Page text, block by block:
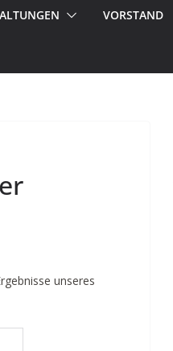
VORSTAND
unseres